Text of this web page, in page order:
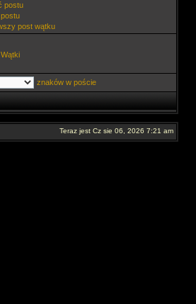
postu
postu
post wątku
Wątki
znaków w poście
Teraz jest Cz sie 06, 2026 7:21 am